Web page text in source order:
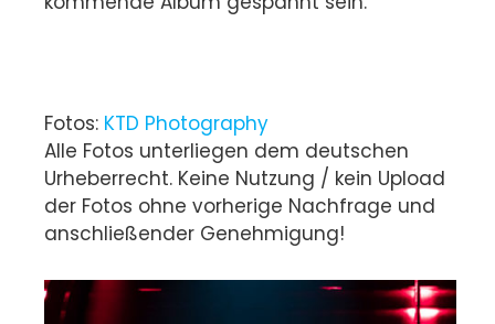
Fotos: KTD Photography
Alle Fotos unterliegen dem deutschen
Urheberrecht. Keine Nutzung / kein Upload
der Fotos ohne vorherige Nachfrage und
anschließender Genehmigung!